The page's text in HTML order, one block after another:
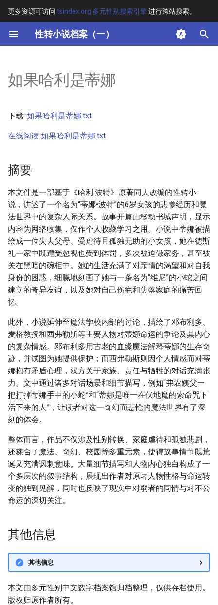
更多资源可访问 tsindex.org 多元性别搜索引擎进行跨站搜索。
性转小说档案（一）
键
开
搜
索
其他信息
正文
如果哈利是蒂娜
下载: 如果哈利是蒂娜.txt
在线阅读 如果哈利是蒂娜.txt
摘要
本文件是一部基于《哈利·波特》原著同人改编的性转小
说，讲述了一个名为“蒂娜•波特”的6岁女孩的悲惨经历和魔
法世界中的复杂人际关系。故事开篇由移动书城声明，显示
内容为网络收集，仅作个人收藏学习之用。小说中蒂娜被描
绘成一位失去父母、受虐待且孤独无助的小女孩，她在德斯
礼一家中既遭受忽视也受到体罚，多次被迫做家务，甚至被
关在黑暗的碗柜中。她的生活充满了对亲情的渴望和对自我
身份的困惑，细腻地刻画了她与一条名为“维尼”的小蛇之间
建立的奇异友谊，以及她对自己伤疤和失落家庭的痛苦回
忆。
此外，小说延伸至魔法学校内部的讨论，描绘了邓布利多、
麦格教授和西弗勒斯等主要人物对蒂娜命运的争论及其内心
的复杂情感。邓布利多用古老的血缘魔法解释蒂娜的生存奇
迹，并试图为她提供保护；而西弗勒斯则因个人情感而对蒂
娜抱有矛盾心理，双方关于家族、责任与牺牲的对话充满张
力。文中通过诸多对话场景和细节描写，例如“弗农姨父一
把打掉蒂娜手中的小蛇”和“蒂娜是唯一在伏地魔的索命咒下
活下来的人”，让读者对这一奇幻而悲怆的魔法世界有了深
刻的体会。
整体而言，作品不仅涉及性别转换、家庭虐待和孤独悲剧，
还糅合了魔法、奇幻、校园等多重元素，使得故事情节既荒
诞又充满讽刺意味。大量细节描写和人物内心独白构成了一
个多层次的叙事结构，展现出作者对原著人物性格与命运转
变的独到见解，同时也反映了现实中对弱者的同情与对不公
命运的深切关注。
其他信息
其他信息
本文由多元性别中文数字档案馆归档整理，仅供存档使用。
版权归原作者所有。